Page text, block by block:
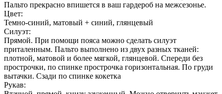
Пальто прекрасно впишется в ваш гардероб на межсезонье.
Цвет:
Темно-синий, матовый + синий, глянцевый
Силуэт:
Прямой. При помощи пояса можно сделать силуэт
приталенным. Пальто выполнено из двух разных тканей:
плотной, матовой и более мягкой, глянцевой. Спереди без
прострочки, по спинке прострочка горизонтальная. По груди
вытачки. Сзади по спинке кокетка
Рукав: